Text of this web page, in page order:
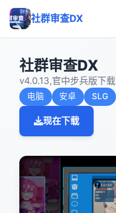
社群审查DX
社群审查DX
v4.0.13,官中步兵版下载
电脑 安卓 SLG
现在下载